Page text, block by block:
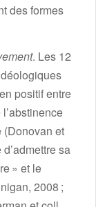
des formes
. Les 12
positif entre
(Donovan et
sa
» et le
2008 ;